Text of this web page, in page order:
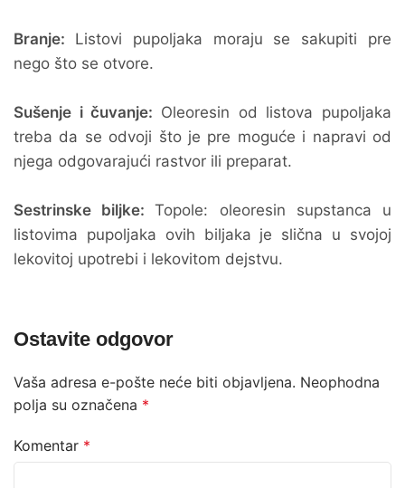
Branje: Listovi pupoljaka moraju se sakupiti pre
nego što se otvore.
Sušenje i čuvanje: Oleoresin od listova pupoljaka
treba da se odvoji što je pre moguće i napravi od
njega odgovarajući rastvor ili preparat.
Sestrinske biljke:Topole: oleoresin supstanca u
listovima pupoljaka ovih biljaka je slična u svojoj
lekovitoj upotrebi i lekovitom dejstvu.
Ostavite odgovor
Vaša adresa e-pošte neće biti objavljena. Neophodna
polja su označena *
Komentar *